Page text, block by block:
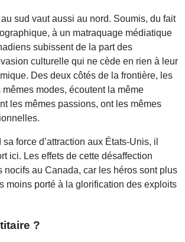
sud vaut aussi au nord. Soumis, du fait
à un matraquage médiatique
subissent de la part des
culturelle qui ne cède en rien à leur
Des deux côtés de la frontière, les
modes, écoutent la même
les mêmes passions, ont les mêmes
force d’attraction aux États-Unis, il
ici. Les effets de cette désaffection
nocifs au Canada, car les héros sont plus
moins porté à la glorification des exploits
?